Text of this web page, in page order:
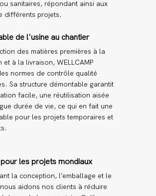
sanitaires, répondant ainsi aux
différents projets.
de l'usine au chantier
des matières premières à la
et à la livraison, WELLCAMP
normes de contrôle qualité
Sa structure démontable garantit
facile, une réutilisation aisée
durée de vie, ce qui en fait une
pour les projets temporaires et
les projets mondiaux
la conception, l'emballage et le
aidons nos clients à réduire